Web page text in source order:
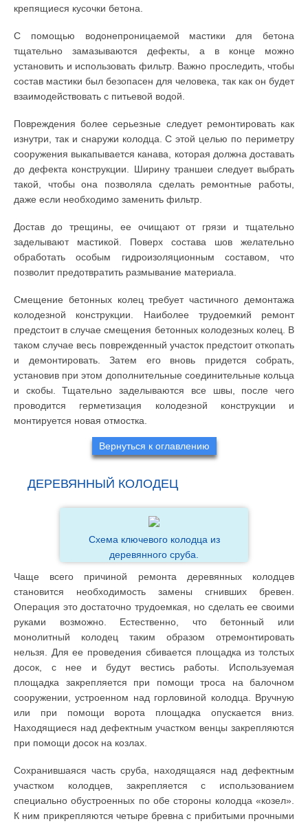
крепящиеся кусочки бетона.
С помощью водонепроницаемой мастики для бетона
тщательно замазываются дефекты, а в конце можно
установить и использовать фильтр. Важно проследить, чтобы
состав мастики был безопасен для человека, так как он будет
взаимодействовать с питьевой водой.
Повреждения более серьезные следует ремонтировать как
изнутри, так и снаружи колодца. С этой целью по периметру
сооружения выкапывается канава, которая должна доставать
до дефекта конструкции. Ширину траншеи следует выбрать
такой, чтобы она позволяла сделать ремонтные работы,
даже если необходимо заменить фильтр.
Достав до трещины, ее очищают от грязи и тщательно
заделывают мастикой. Поверх состава шов желательно
обработать особым гидроизоляционным составом, что
позволит предотвратить размывание материала.
Смещение бетонных колец требует частичного демонтажа
колодезной конструкции. Наиболее трудоемкий ремонт
предстоит в случае смещения бетонных колодезных колец. В
таком случае весь поврежденный участок предстоит откопать
и демонтировать. Затем его вновь придется собрать,
установив при этом дополнительные соединительные кольца
и скобы. Тщательно заделываются все швы, после чего
проводится герметизация колодезной конструкции и
монтируется новая отмостка.
Вернуться к оглавлению
ДЕРЕВЯННЫЙ КОЛОДЕЦ
Схема ключевого колодца из
деревянного сруба.
Чаще всего причиной ремонта деревянных колодцев
становится необходимость замены сгнивших бревен.
Операция это достаточно трудоемкая, но сделать ее своими
руками возможно. Естественно, что бетонный или
монолитный колодец таким образом отремонтировать
нельзя. Для ее проведения сбивается площадка из толстых
досок, с нее и будут вестись работы. Используемая
площадка закрепляется при помощи троса на балочном
сооружении, устроенном над горловиной колодца. Вручную
или при помощи ворота площадка опускается вниз.
Находящиеся над дефектным участком венцы закрепляются
при помощи досок на козлах.
Сохранившаяся часть сруба, находящаяся над дефектным
участком колодцев, закрепляется с использованием
специально обустроенных по обе стороны колодца «козел».
К ним прикрепляются четыре бревна с прибитыми прочными